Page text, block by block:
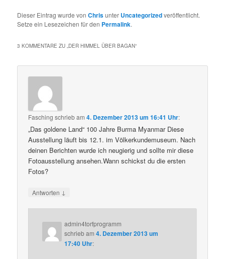
Dieser Eintrag wurde vonChrisunter Uncategorizedveröffentlicht.
Setze ein Lesezeichen für den Permalink.
3 KOMMENTARE ZU „DER HIMMEL ÜBER BAGAN“
Fasching schriebam4. Dezember 2013 um 16:41 Uhr:
„Das goldene Land“ 100 Jahre Burma Myanmar Diese
Ausstellung läuft bis 12.1. im Völkerkundemuseum. Nach
deinen Berichten wurde ich neugierig und sollte mir diese
Fotoausstellung ansehen.Wann schickst du die ersten
Fotos?
Antworten ↓
admin4torfprogramm
schriebam4. Dezember 2013 um
17:40 Uhr: